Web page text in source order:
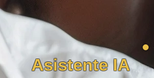
Asistente IA